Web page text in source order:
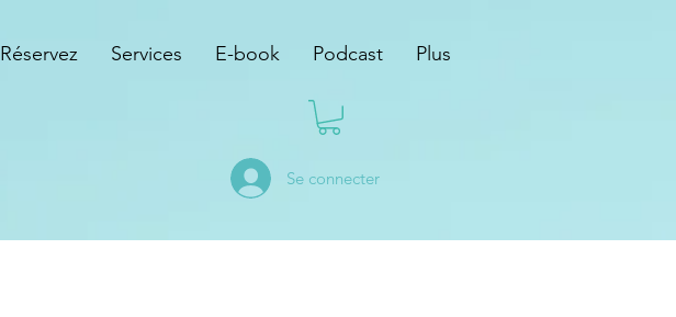
Réservez Services E-book Podcast Plus
Se connecter